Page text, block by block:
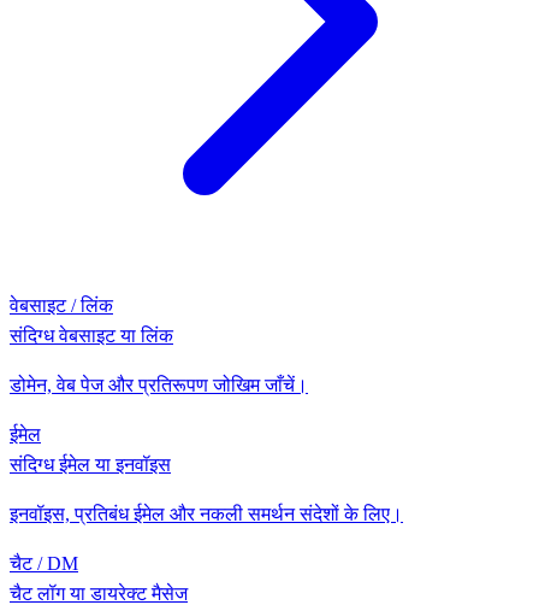
वेबसाइट / लिंक
संदिग्ध वेबसाइट या लिंक
डोमेन, वेब पेज और प्रतिरूपण जोखिम जाँचें।
ईमेल
संदिग्ध ईमेल या इनवॉइस
इनवॉइस, प्रतिबंध ईमेल और नकली समर्थन संदेशों के लिए।
चैट / DM
चैट लॉग या डायरेक्ट मैसेज